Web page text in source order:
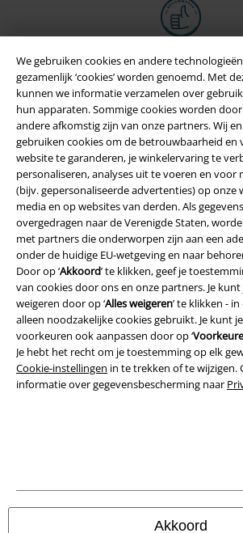
We gebruiken cookies en andere
gezamenlijk ‘cookies’ worden genoemd. Met
kunnen we informatie verzamelen over
hun apparaten. Sommige cookies worden
andere afkomstig zijn van onze partners. Wij
gebruiken cookies om de betrouwbaarheid en
website te garanderen, je winkelervaring te
personaliseren, analyses uit te voeren en voor
(bijv. gepersonaliseerde advertenties) op onze
media en op websites van derden. Als
overgedragen naar de Verenigde Staten,
met partners die onderworpen zijn aan een
onder de huidige EU-wetgeving en naar
Door op ‘Akkoord’ te klikken, geef je
van cookies door ons en onze partners. Je
weigeren door op ‘Alles weigeren’ te klikken -
alleen noodzakelijke cookies gebruikt. Je kunt
voorkeuren ook aanpassen door op ‘
Je hebt het recht om je toestemming op elk
Cookie-instellingen in te trekken of te wijzigen.
informatie over gegevensbescherming naar
Akkoord
Legal
Algemene Voorwaarden
Bedrijfsgegevens
Privacyverklaring
Verklaring van conformiteit
Informatie over toegankelijkheid
© 1986-2026 Large Popmerchandising BV